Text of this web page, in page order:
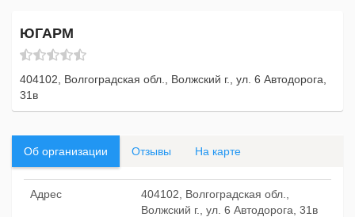
ЮГАРМ
404102, Волгоградская обл., Волжский г., ул. 6 Автодорога,
31в
Об организации Отзывы На карте
Адрес
404102, Волгоградская обл.,
Волжский г., ул. 6 Автодорога, 31в